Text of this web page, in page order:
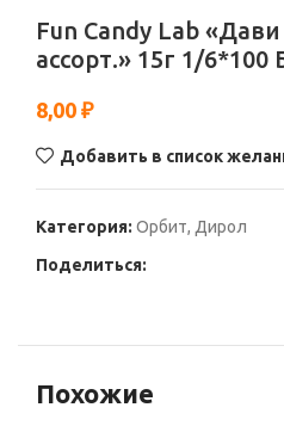
Fun Candy Lab
ассорт.» 15г 1/6*100
8,00 ₽
Добавить в список
Категория: Орбит, Дирол
Поделиться:
Похожие